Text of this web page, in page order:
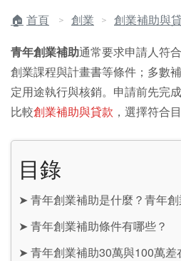
首頁 ＞ 創業 ＞ 創業補助與
青年創業補助通常要求申請人符
創業課程與計畫書等條件；多數
定用途執行與核銷。申請前先完成
比較創業補助與貸款 ，選擇符合
目錄
➤ 青年創業補助是什麼？青年
➤ 青年創業補助條件有哪些？
➤ 青年創業補助30萬與100萬差